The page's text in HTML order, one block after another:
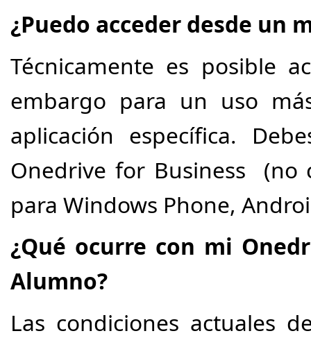
¿Puedo acceder desde un
Técnicamente es posible
embargo para un uso
aplicación específica.
Onedrive for Business (no
para Windows Phone,
¿Qué ocurre con mi
Alumno?
Las condiciones actuales